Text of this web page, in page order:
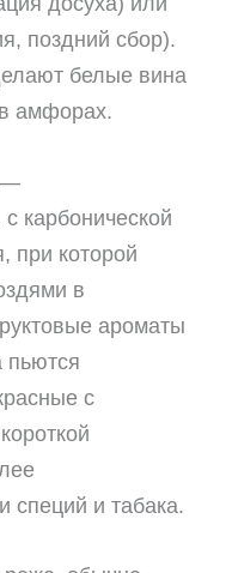
поздний сбор).
белые вина
амфорах.
—
карбонической
при которой
в
ароматы
пьются
с
специй и табака.